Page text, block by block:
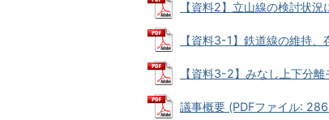
【資料2】立山線の検討状
【資料3-1】鉄道線の維持
【資料3-2】みなし上下分
議事概要 (PDFファイル: